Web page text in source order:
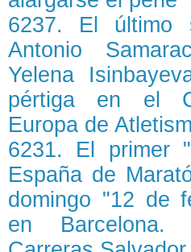
6237. El último
Antonio
Yelena
pértiga en el
Europa de
6231. El primer
España de
domingo "12 de
en Barcelona.